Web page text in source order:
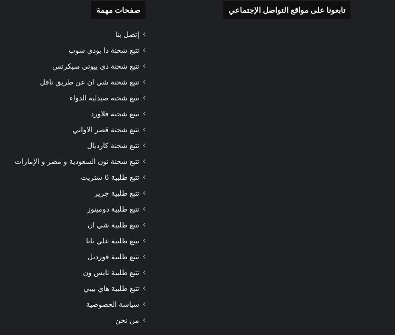
تابعونا على مواقع التواصل الإجتماعي صفحات مهمة
إتصل بنا
تتبع شحنة ذا بودي شوب
تتبع شحنة ذي بيوتي سيكرتس
تتبع شحنة شي ان عن طريق ناقل
تتبع شحنة صيدلية الدواء
تتبع شحنة فلاورد
تتبع شحنة قصر الاواني
تتبع شحنة كارديال
تتبع شحنة نون السعودية و مصر و الإمارات
تتبع طلبية 6 ستريت
تتبع طلبية جرير
تتبع طلبية دومينوز
تتبع طلبية شي ان
تتبع طلبية علي بابا
تتبع طلبية فورديل
تتبع طلبية نايس ون
تتبع طلبية هاي بيبي
سياسة الخصوصية
من نحن